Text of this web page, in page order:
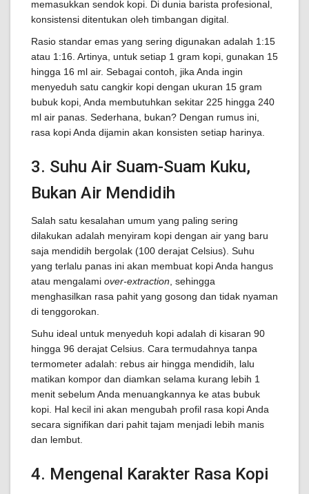
memasukkan sendok kopi. Di dunia barista profesional,
konsistensi ditentukan oleh timbangan digital.
Rasio standar emas yang sering digunakan adalah 1:15
atau 1:16. Artinya, untuk setiap 1 gram kopi, gunakan 15
hingga 16 ml air. Sebagai contoh, jika Anda ingin
menyeduh satu cangkir kopi dengan ukuran 15 gram
bubuk kopi, Anda membutuhkan sekitar 225 hingga 240
ml air panas. Sederhana, bukan? Dengan rumus ini,
rasa kopi Anda dijamin akan konsisten setiap harinya.
3. Suhu Air Suam-Suam Kuku,
Bukan Air Mendidih
Salah satu kesalahan umum yang paling sering
dilakukan adalah menyiram kopi dengan air yang baru
saja mendidih bergolak (100 derajat Celsius). Suhu
yang terlalu panas ini akan membuat kopi Anda hangus
atau mengalami over-extraction , sehingga
menghasilkan rasa pahit yang gosong dan tidak nyaman
di tenggorokan.
Suhu ideal untuk menyeduh kopi adalah di kisaran 90
hingga 96 derajat Celsius. Cara termudahnya tanpa
termometer adalah: rebus air hingga mendidih, lalu
matikan kompor dan diamkan selama kurang lebih 1
menit sebelum Anda menuangkannya ke atas bubuk
kopi. Hal kecil ini akan mengubah profil rasa kopi Anda
secara signifikan dari pahit tajam menjadi lebih manis
dan lembut.
4. Mengenal Karakter Rasa Kopi